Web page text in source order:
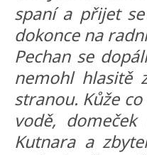
spaní a přijet
dokonce na
Pechan se
nemohl hlasitě
stranou. Kůže
vodě,
Kutnara a